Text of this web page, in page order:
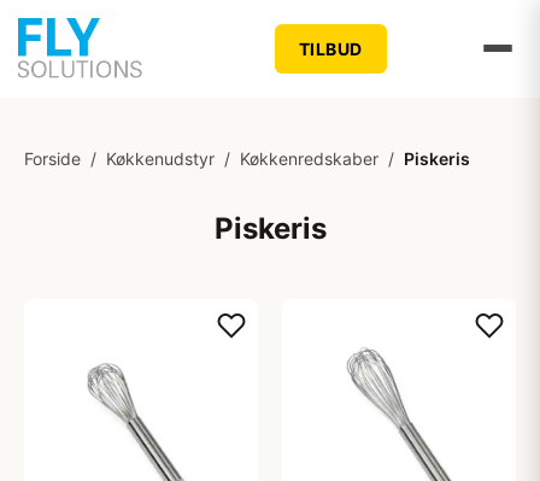
TILBUD
Forside / Køkkenudstyr / Køkkenredskaber / Piskeris
Piskeris